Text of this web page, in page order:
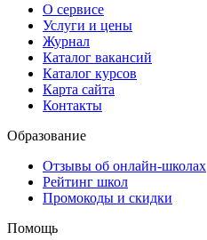
О сервисе
Услуги и цены
Журнал
Каталог вакансий
Каталог курсов
Карта сайта
Контакты
Образование
Отзывы об онлайн-школах
Рейтинг школ
Промокоды и скидки
Помощь